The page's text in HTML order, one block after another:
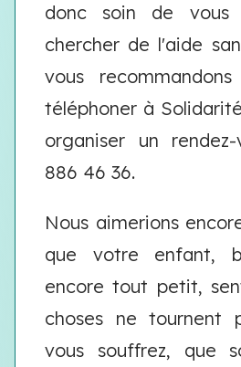
donc soin de
chercher de l'aide
vous
téléphoner à
organiser un
886 46 36.
Nous aimerions
que votre enfant,
encore tout petit,
choses ne tournent
vous souffrez, que